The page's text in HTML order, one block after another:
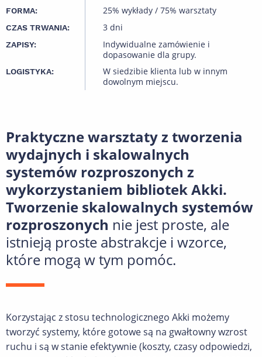
FORMA: 25% wykłady / 75% warsztaty
CZAS TRWANIA: 3 dni
ZAPISY:
Indywidualne zamówienie i
dopasowanie dla grupy.
LOGISTYKA:
W siedzibie klienta lub w innym
dowolnym miejscu.
Praktyczne warsztaty z tworzenia
wydajnych i skalowalnych
systemów rozproszonych z
wykorzystaniem bibliotek Akki.
Tworzenie skalowalnych systemów
rozproszonych nie jest proste, ale
istnieją proste abstrakcje i wzorce,
które mogą w tym pomóc.
Korzystając z stosu technologicznego Akki możemy
tworzyć systemy, które gotowe są na gwałtowny wzrost
ruchu i są w stanie efektywnie (koszty, czasy odpowiedzi,